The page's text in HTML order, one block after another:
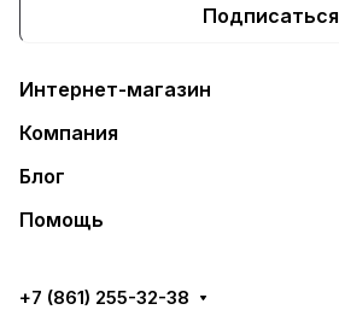
Подписаться
Интернет-магазин
Компания
Блог
Помощь
+7 (861) 255-32-38